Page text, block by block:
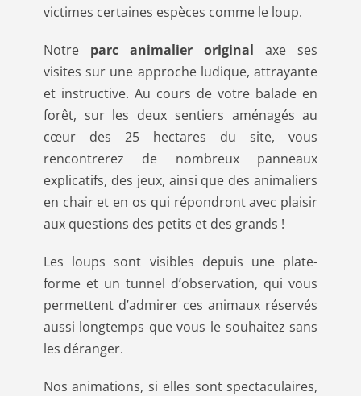
victimes certaines espèces comme le loup.
Notre parc animalier original axe ses
visites sur une approche ludique, attrayante
et instructive. Au cours de votre balade en
forêt, sur les deux sentiers aménagés au
cœur des 25 hectares du site, vous
rencontrerez de nombreux panneaux
explicatifs, des jeux, ainsi que des animaliers
en chair et en os qui répondront avec plaisir
aux questions des petits et des grands !
Les loups sont visibles depuis une plate-
forme et un tunnel d’observation, qui vous
permettent d’admirer ces animaux réservés
aussi longtemps que vous le souhaitez sans
les déranger.
Nos animations, si elles sont spectaculaires,